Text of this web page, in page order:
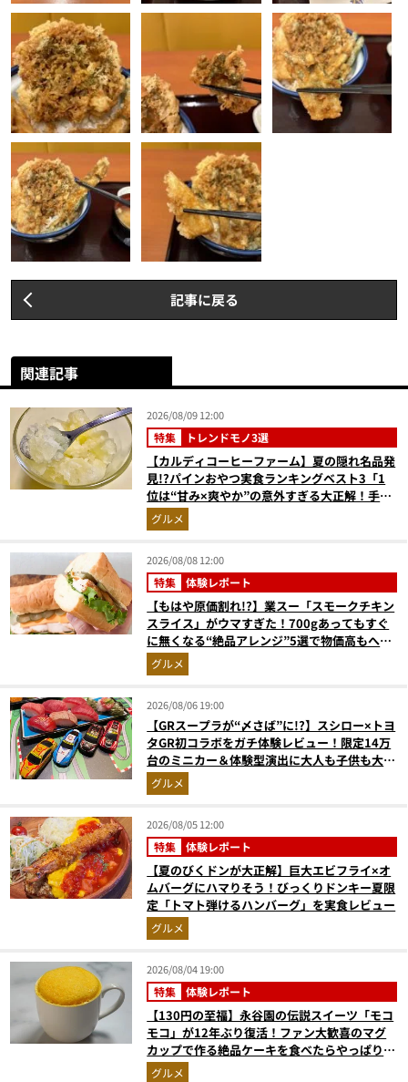
記事に戻る
関連記事
2026/08/09 12:00
特集 トレンドモノ3選
【カルディコーヒーファーム】夏の隠れ名品発
見!?パインおやつ実食ランキングベスト3「1
位は“甘み×爽やか”の意外すぎる大正解！手が
止まらない『かりんとう』」
グルメ
2026/08/08 12:00
特集 体験レポート
【もはや原価割れ!?】業スー「スモークチキン
スライス」がウマすぎた！700gあってもすぐ
に無くなる“絶品アレンジ”5選で物価高もへっ
ちゃら
グルメ
2026/08/06 19:00
【GRスープラが“〆さば”に!?】スシロー×トヨ
タGR初コラボをガチ体験レビュー！限定14万
台のミニカー＆体験型演出に大人も子供も大興
奮間違いなし
グルメ
2026/08/05 12:00
特集 体験レポート
【夏のびくドンが大正解】巨大エビフライ×オ
ムバーグにハマりそう！びっくりドンキー夏限
定「トマト弾けるハンバーグ」を実食レビュー
グルメ
2026/08/04 19:00
特集 体験レポート
【130円の至福】永谷園の伝説スイーツ「モコ
モコ」が12年ぶり復活！ファン大歓喜のマグ
カップで作る絶品ケーキを食べたらやっぱり最
高にウマかった
グルメ